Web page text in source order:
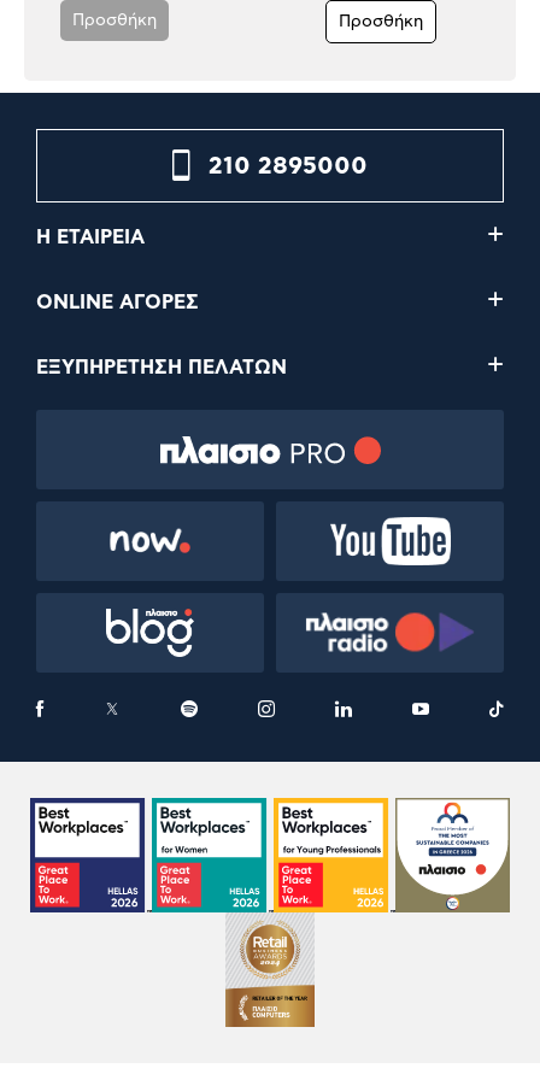
Προσθήκη Προσθήκη
210 2895000
Η ΕΤΑΙΡΕΙΑ
ONLINE ΑΓΟΡΕΣ
ΕΞΥΠΗΡΕΤΗΣΗ ΠΕΛΑΤΩΝ